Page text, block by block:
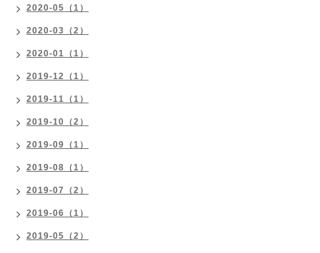
2020-05（1）
2020-03（2）
2020-01（1）
2019-12（1）
2019-11（1）
2019-10（2）
2019-09（1）
2019-08（1）
2019-07（2）
2019-06（1）
2019-05（2）